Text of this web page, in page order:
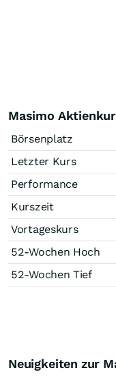
Masimo
Börsenplatz
Letzter Kurs
Performance
Kurszeit
Vortageskurs
52-Wochen Hoch
52-Wochen Tief
Neuigkeiten zur